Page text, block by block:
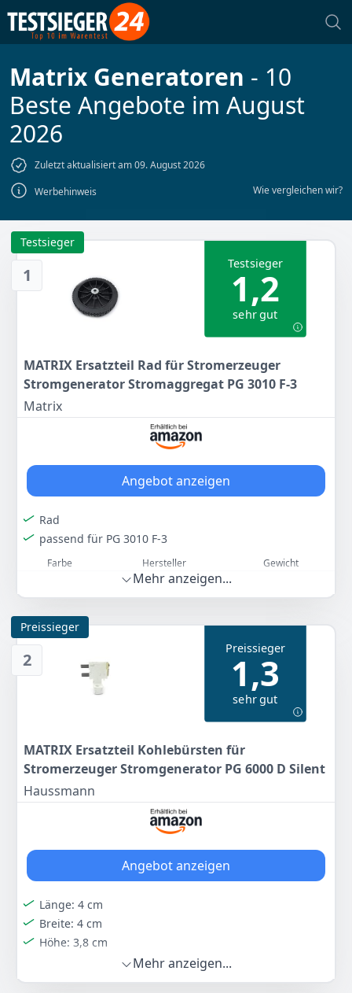
Matrix Generatoren - 10
Beste Angebote im August
2026
Zuletzt aktualisiert am 09. August 2026
Werbehinweis
Wie vergleichen wir?
1
Testsieger
Testsieger
1,2
sehr gut
MATRIX Ersatzteil Rad für Stromerzeuger
Stromgenerator Stromaggregat PG 3010 F-3
Matrix
Angebot anzeigen
Rad
passend für PG 3010 F-3
Farbe Hersteller Gewicht
HBH
Mehr anzeigen...
2
Preissieger
Preissieger
1,3
sehr gut
MATRIX Ersatzteil Kohlebürsten für
Stromerzeuger Stromgenerator PG 6000 D Silent
Haussmann
Angebot anzeigen
Länge: 4 cm
Breite: 4 cm
Höhe: 3,8 cm
Hersteller
- HBH -
Mehr anzeigen...